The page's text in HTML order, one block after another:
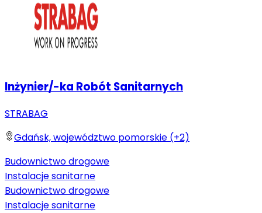
Inżynier/-ka Robót Sanitarnych
STRABAG
Gdańsk, województwo pomorskie (+2)
Budownictwo drogowe
Instalacje sanitarne
Budownictwo drogowe
Instalacje sanitarne